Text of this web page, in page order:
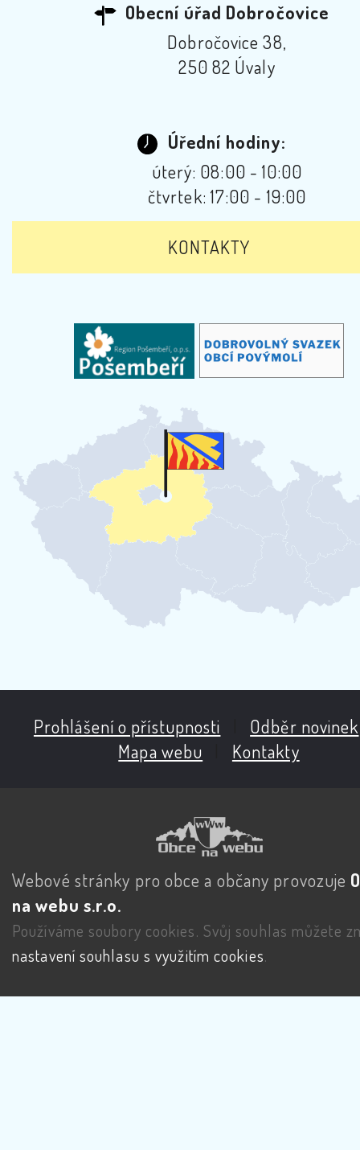
Obecní úřad Dobročovice
Dobročovice 38,
250 82 Úvaly
Úřední hodiny:
úterý: 08:00 - 10:00
čtvrtek: 17:00 - 19:00
KONTAKTY
Prohlášení o přístupnosti Odběr novinek
Mapa webu
Kontakty
Webové stránky pro obce a občany provozuje
na webu s.r.o.
Používáme soubory cookies. Svůj souhlas můžete
nastavení souhlasu s využitím cookies.